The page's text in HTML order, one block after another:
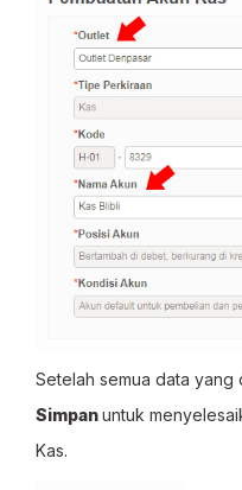
Setelah semua data
Simpanuntuk
Kas.